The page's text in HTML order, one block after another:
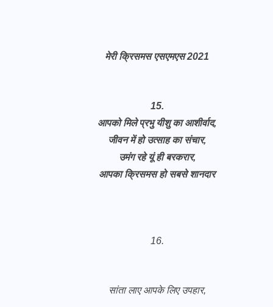
मेरी क्रिसमस एसएमएस 2021
15.
आपको मिले प्रभु यीशु का आशीर्वाद,
जीवन में हो उत्साह का संचार,
उमंग रहे यूं ही बरकरार,
आपका क्रिसमस हो सबसे शानदार
16.
सांता लाए आपके लिए उपहार,